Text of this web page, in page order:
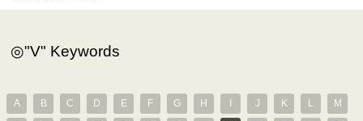
"V" Keywords
A B C D E F G H J K L M